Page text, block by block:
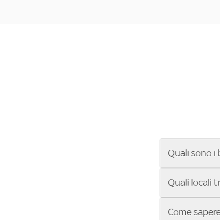
Quali sono i
Se cerchi un
ENILIVE, la
Sky Bar ti
Quali locali
Vuoi sapere
Come